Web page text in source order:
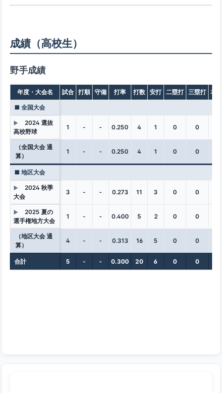
成績（高校生）
野手成績
年度・大会名 試合 打順 守備 打率 打数 安打 二塁打 三塁打 本
■ 全国大会
▶
2024 選抜
高校野球
1 - - 0.250 4 1 0 0
（全国大会 通
算）
1 - - 0.250 4 1 0 0
■ 地区大会
▶
2024 秋季
大会
3 - - 0.273 11 3 0 0
▶
2025 夏の
選手権地方大会
1 - - 0.400 5 2 0 0
（地区大会 通
算）
4 - - 0.313 16 5 0 0
合計 5 - - 0.300 20 6 0 0